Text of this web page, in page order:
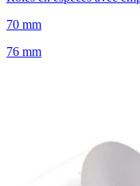
70 mm
76 mm